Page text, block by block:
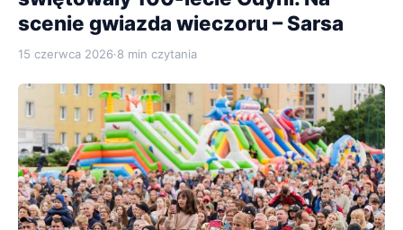
scenie gwiazda wieczoru – Sarsa
15 czerwca 2026·8 min czytania